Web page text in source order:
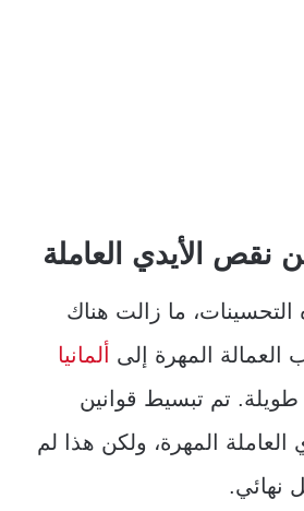
نقص الأيدي العاملة
ما زالت هناك
المهرة إلى
ألمانيا
طويلة. تم تبسيط قوانين
العاملة المهرة، ولكن هذا لم
نهائي.